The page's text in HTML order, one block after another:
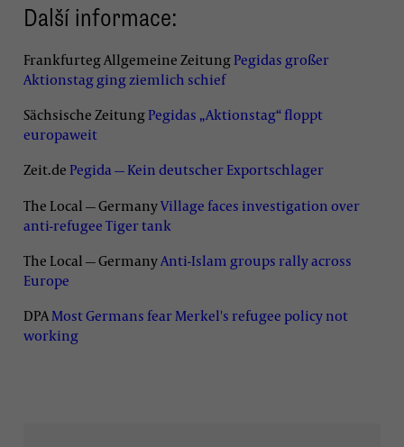
Další informace:
Frankfurteg Allgemeine Zeitung Pegidas großer
Aktionstag ging ziemlich schief
Sächsische Zeitung Pegidas „Aktionstag“ floppt
europaweit
Zeit.de Pegida — Kein deutscher Exportschlager
The Local — GermanyVillage faces investigation over
anti-refugee Tiger tank
The Local — GermanyAnti-Islam groups rally across
Europe
DPAMost Germans fear Merkel's refugee policy not
working